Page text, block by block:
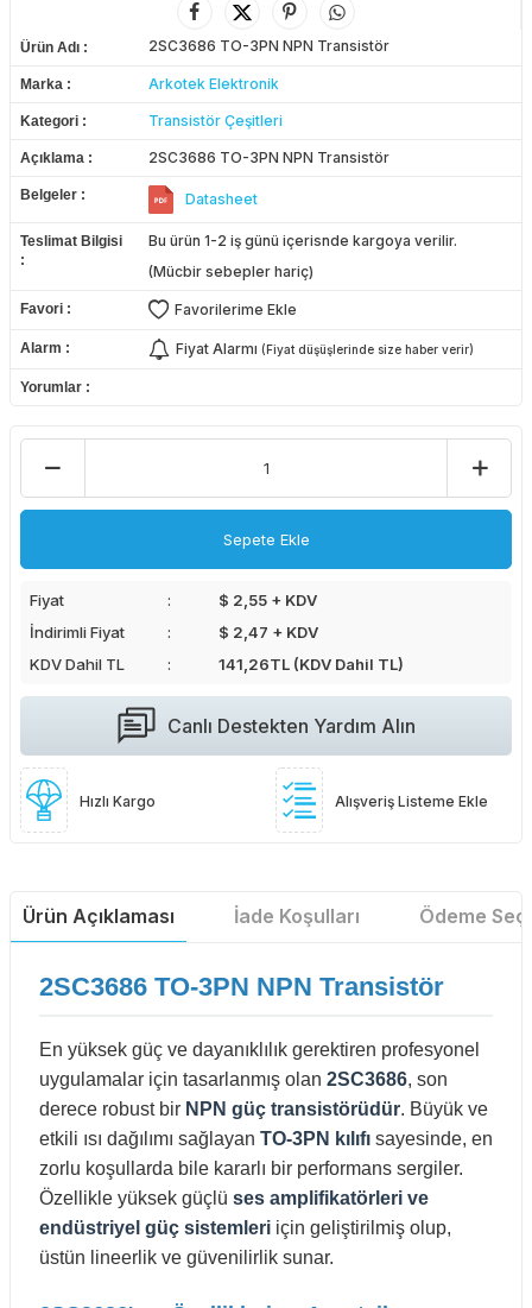
Ürün Adı 2SC3686 TO-3PN NPN Transistör
Marka Arkotek Elektronik
Kategori Transistör Çeşitleri
Açıklama 2SC3686 TO-3PN NPN Transistör
Belgeler Datasheet
Teslimat Bilgisi
Bu ürün 1-2 iş günü içerisnde kargoya verilir.
(Mücbir sebepler hariç)
Favori Favorilerime Ekle
Alarm Fiyat Alarmı (Fiyat düşüşlerinde size haber verir)
Yorumlar
Sepete Ekle
Fiyat
$ 2,55 + KDV
İndirimli Fiyat
$ 2,47 + KDV
KDV Dahil TL
141,26TL (KDV Dahil TL)
Canlı Destekten Yardım Alın
Hızlı Kargo Alışveriş Listeme Ekle
Ürün Açıklaması İade Koşulları Ödeme
2SC3686 TO-3PN NPN Transistör
En yüksek güç ve dayanıklılık gerektiren profesyonel
uygulamalar için tasarlanmış olan 2SC3686, son
derece robust bir NPN güç transistörüdür. Büyük ve
etkili ısı dağılımı sağlayan TO-3PN kılıfı sayesinde, en
zorlu koşullarda bile kararlı bir performans sergiler.
Özellikle yüksek güçlü ses amplifikatörleri ve
endüstriyel güç sistemleri için geliştirilmiş olup,
üstün lineerlik ve güvenilirlik sunar.